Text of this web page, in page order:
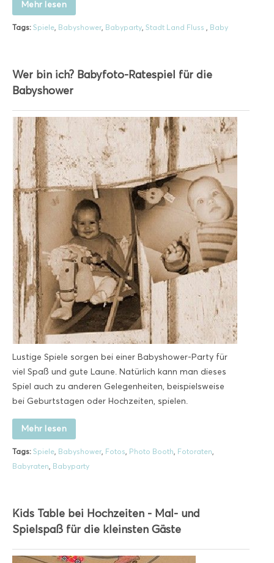
Mehr lesen
Tags: Spiele, Babyshower, Babyparty, Stadt Land Fluss , Baby
Wer bin ich? Babyfoto-Ratespiel für die
Babyshower
Lustige Spiele sorgen bei einer Babyshower-Party für
viel Spaß und gute Laune. Natürlich kann man dieses
Spiel auch zu anderen Gelegenheiten, beispielsweise
bei Geburtstagen oder Hochzeiten, spielen.
Mehr lesen
Tags: Spiele Babyshower Fotos Photo Booth Fotoraten
Babyraten Babyparty
Kids Table bei Hochzeiten - Mal- und
Spielspaß für die kleinsten Gäste